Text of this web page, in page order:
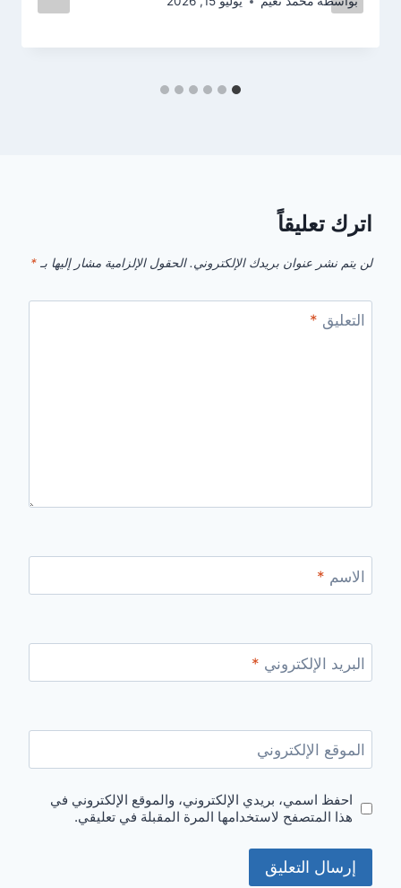
اترك تعليقاً
لن يتم نشر عنوان بريدك الإلكتروني. الحقول الإلزامية مشار إليها بـ *
التعليق *
الاسم *
البريد الإلكتروني *
الموقع الإلكتروني
احفظ اسمي، بريدي الإلكتروني، والموقع الإلكتروني في
هذا المتصفح لاستخدامها المرة المقبلة في تعليقي.